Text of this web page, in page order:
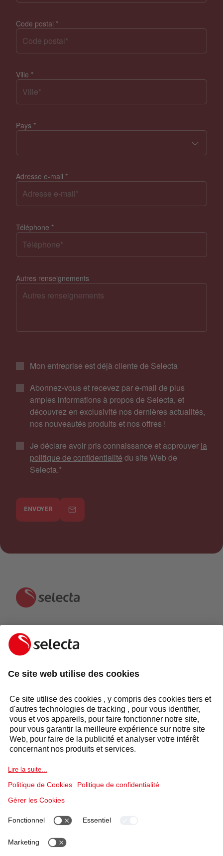
Code postal *
Ville *
Pays *
Adresse e-mail *
Téléphone *
Autres renseignements
Mon entreprise est déjà cliente de Selecta
Abonnez-vous et recevez par e-mail de plus
amples informations à propos de Selecta, et
découvrez en exclusivité nos dernières actualités,
nos nouveautés produits et nos offres !
Je déclare avoir pris connaissance et approuver la
politique de confidentialité du site Web de
Selecta.*
ENVOYER
CONTACTEZ-NOUS ET RECEVEZ UNE OFFRE
GRATUITE:
CONTACTEZ-NOUS
Services
Secteurs
Groupe Selecta
Solutions produits